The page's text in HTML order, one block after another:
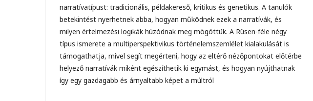
narratívatípust: tradicionális, példakereső, kritikus és genetikus. A tanulók
betekintést nyerhetnek abba, hogyan működnek ezek a narratívák, és
milyen értelmezési logikák húzódnak meg mögöttük. A Rüsen-féle négy
típus ismerete a multiperspektivikus történelemszemlélet kialakulását is
támogathatja, mivel segít megérteni, hogy az eltérő nézőpontokat előtérbe
helyező narratívák miként egészíthetik ki egymást, és hogyan nyújthatnak
így egy gazdagabb és árnyaltabb képet a múltról